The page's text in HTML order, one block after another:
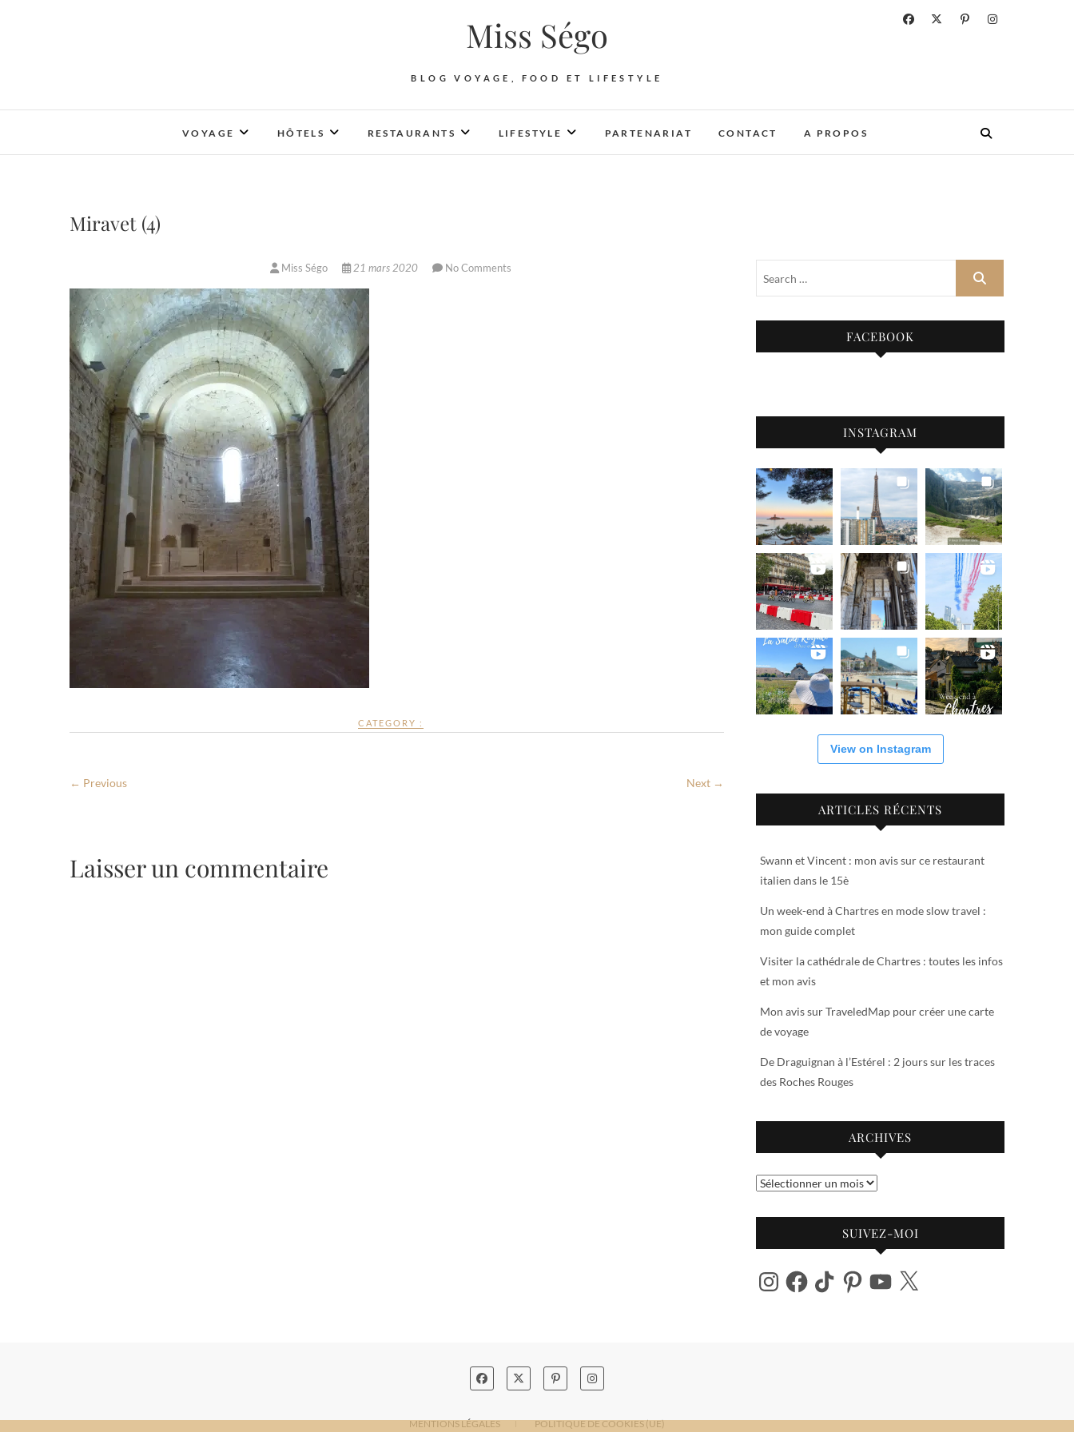
Miss Ségo
BLOG VOYAGE, FOOD ET LIFESTYLE
VOYAGE HÔTELS RESTAURANTS LIFESTYLE PARTENARIAT CONTACT A PROPOS
Miravet (4)
Miss Ségo 21 mars 2020 No Comments
CATEGORY :
← Previous Next →
Laisser un commentaire
FACEBOOK
INSTAGRAM
View on Instagram
ARTICLES RÉCENTS
Swann et Vincent : mon avis sur ce restaurant
italien dans le 15è
Un week-end à Chartres en mode slow travel :
mon guide complet
Visiter la cathédrale de Chartres : toutes les infos
et mon avis
Mon avis sur TraveledMap pour créer une carte
de voyage
De Draguignan à l’Estérel : 2 jours sur les traces
des Roches Rouges
ARCHIVES
Archives
SUIVEZ-MOI
InstagramFacebook
TikTok PinterestYouTube
X
MENTIONS LÉGALES POLITIQUE DE COOKIES (UE)